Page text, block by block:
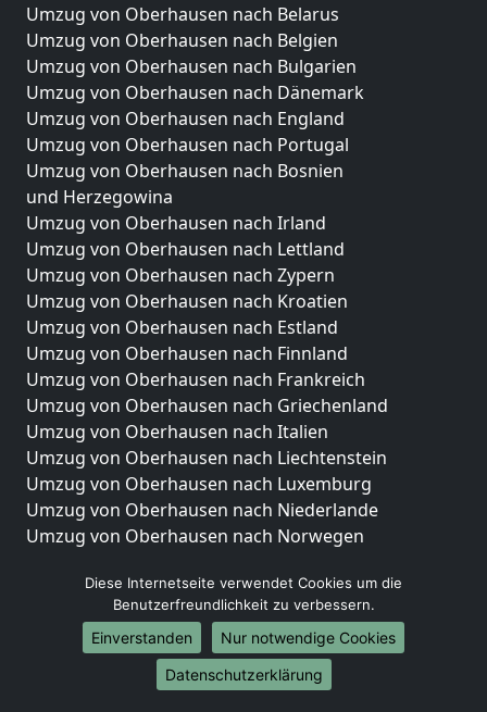
Umzug von Oberhausen nach Belarus
Umzug von Oberhausen nach Belgien
Umzug von Oberhausen nach Bulgarien
Umzug von Oberhausen nach Dänemark
Umzug von Oberhausen nach England
Umzug von Oberhausen nach Portugal
Umzug von Oberhausen nach Bosnien
und Herzegowina
Umzug von Oberhausen nach Irland
Umzug von Oberhausen nach Lettland
Umzug von Oberhausen nach Zypern
Umzug von Oberhausen nach Kroatien
Umzug von Oberhausen nach Estland
Umzug von Oberhausen nach Finnland
Umzug von Oberhausen nach Frankreich
Umzug von Oberhausen nach Griechenland
Umzug von Oberhausen nach Italien
Umzug von Oberhausen nach Liechtenstein
Umzug von Oberhausen nach Luxemburg
Umzug von Oberhausen nach Niederlande
Umzug von Oberhausen nach Norwegen
Umzüge-Deutschlandweit
Umzug von Oberhausen nach Berlin
Umzug von Oberhausen nach Hamburg
Umzug von Oberhausen nach München
Umzug von Oberhausen nach Köln
Diese Internetseite verwendet Cookies um die
Benutzerfreundlichkeit zu verbessern.
Einverstanden
Nur notwendige Cookies
Datenschutzerklärung